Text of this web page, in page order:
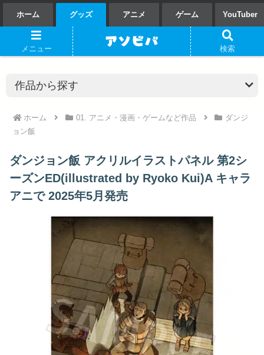
ホーム グッズ アニメ ゲーム YouTuber
ホーム 01. アニメ・漫画・ゲームなど作品
ダンジ
ョン飯
ダンジョン飯 アクリルイラストパネル 第2シ
ーズンED(illustrated by Ryoko Kui)A キャラ
アニで 2025年5月発売
メニュー 検索